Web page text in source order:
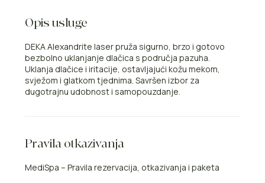
Opis usluge
DEKA Alexandrite laser pruža sigurno, brzo i gotovo
bezbolno uklanjanje dlačica s područja pazuha.
Uklanja dlačice i iritacije, ostavljajući kožu mekom,
svježom i glatkom tjednima. Savršen izbor za
dugotrajnu udobnost i samopouzdanje.
Pravila otkazivanja
MediSpa – Pravila rezervacija, otkazivanja i paketa